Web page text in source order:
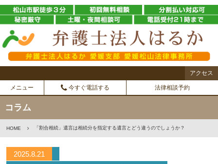
アクセス
メニュー 今すぐ電話する 法律相談予約
コラム
HOME 「割合相続」遺言は相続分を指定する遺言とどう違うのでしょうか？
2025.8.21